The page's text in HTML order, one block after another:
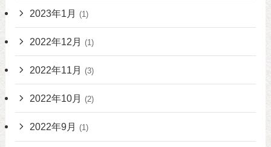
2023年1月 (1)
2022年12月 (1)
2022年11月 (3)
2022年10月 (2)
2022年9月 (1)